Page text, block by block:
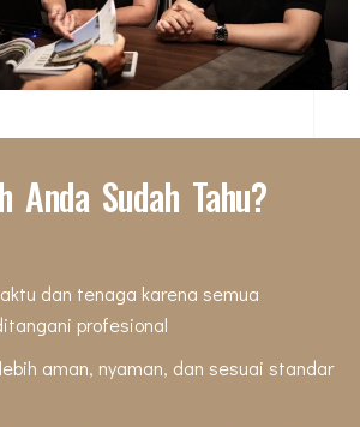
Anda Sudah Tahu?
dan tenaga karena semua
profesional
aman, nyaman, dan sesuai standar